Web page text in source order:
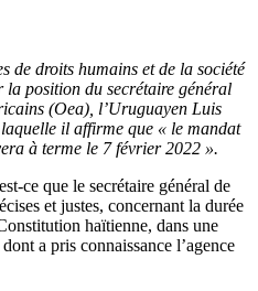
de droits humains et de la société
la position du secrétaire général
(Oea), l’Uruguayen Luis
il affirme que « le mandat
à terme le 7 février 2022 ».
ce que le secrétaire général de
et justes, concernant la durée
haïtienne, dans une
a pris connaissance l’agence